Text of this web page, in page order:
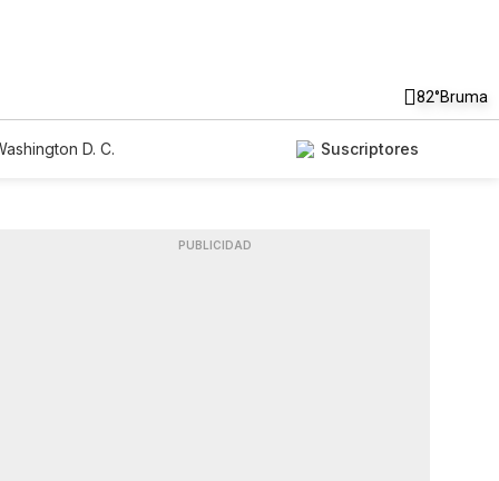
82°Bruma
D. C. Suscriptores
PUBLICIDAD